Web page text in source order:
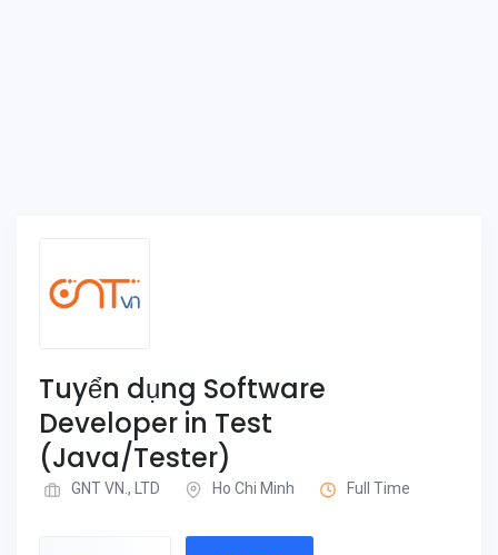
Tuyển dụng Software
Developer in Test
(Java/Tester)
GNT VN., LTD Ho Chi Minh Full Time